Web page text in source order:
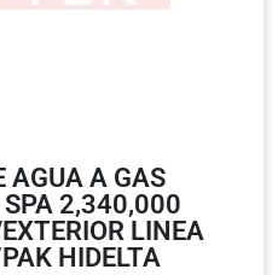
AGUA A GAS
SPA 2,340,000
LINEA
HIDELTA